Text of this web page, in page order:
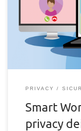
procedure di
distanza.
PRIVACY
Smart
privacy